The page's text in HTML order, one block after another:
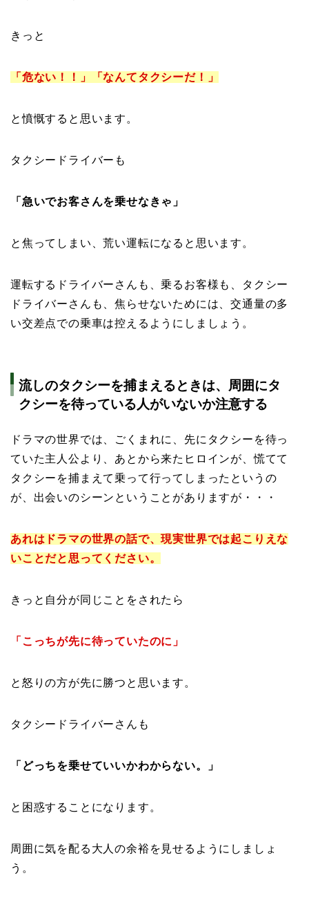
きっと
「危ない！！」「なんてタクシーだ！」
と憤慨すると思います。
タクシードライバーも
「急いでお客さんを乗せなきゃ」
と焦ってしまい、荒い運転になると思います。
運転するドライバーさんも、乗るお客様も、タクシー
ドライバーさんも、焦らせないためには、交通量の多
い交差点での乗車は控えるようにしましょう。
流しのタクシーを捕まえるときは、周囲にタ
クシーを待っている人がいないか注意する
ドラマの世界では、ごくまれに、先にタクシーを待っ
ていた主人公より、あとから来たヒロインが、慌てて
タクシーを捕まえて乗って行ってしまったというの
が、出会いのシーンということがありますが・・・
あれはドラマの世界の話で、現実世界では起こりえな
いことだと思ってください。
きっと自分が同じことをされたら
「こっちが先に待っていたのに」
と怒りの方が先に勝つと思います。
タクシードライバーさんも
「どっちを乗せていいかわからない。」
と困惑することになります。
周囲に気を配る大人の余裕を見せるようにしましょ
う。